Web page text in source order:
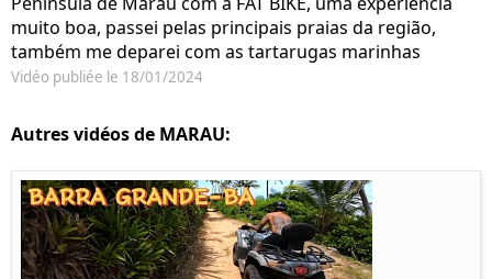
muito boa, passei pelas principais praias da região,
também me deparei com as tartarugas marinhas
Vidéo publiée le 18/01/2024
Autres vidéos de MARAU: